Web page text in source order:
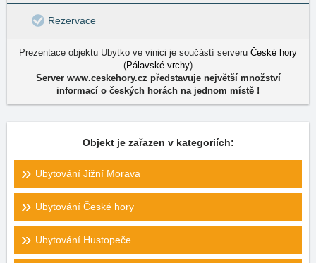
Rezervace
Prezentace objektu Ubytko ve vinici je součástí serveru České hory
(Pálavské vrchy)
Server www.ceskehory.cz představuje největší množství
informací o českých horách na jednom místě !
Objekt je zařazen v kategoriích:
Ubytování Jižní Morava
Ubytování České hory
Ubytování Hustopeče